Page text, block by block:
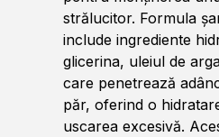
strălucitor. Formula
include ingrediente
glicerina, uleiul de
care penetrează
păr, oferind o
uscarea excesivă.